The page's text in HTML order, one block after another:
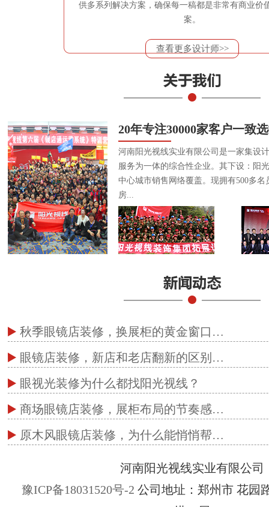
供多系列解决方案，确保每一稿都是非常有商业价
案。
查看更多设计师>>
20年专注30000家客户一致
河南阳光视线实业有限公司是一家集设
服务为一体的综合性企业。其下设：阳
中心城市销售网络覆盖。现拥有500多
房...
秋季眼镜店装修，换展柜的黄金窗口…
眼镜店装修，新店和老店翻新的区别…
眼视光装修为什么都找阳光视线？
商场眼镜店装修，展柜布局的节奏感…
原木风眼镜店装修，为什么能悄悄帮…
河南阳光视线实业有限公司
豫ICP备18031520号-2 公司地址：郑州市 花园